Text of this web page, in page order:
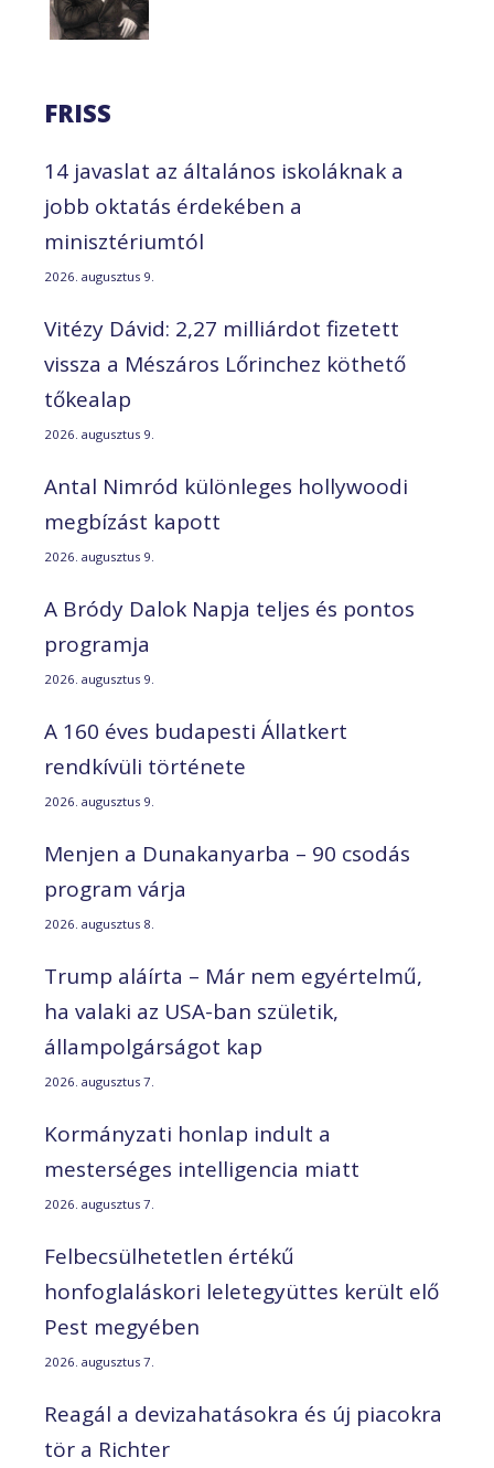
FRISS
14 javaslat az általános iskoláknak a
jobb oktatás érdekében a
minisztériumtól
2026. augusztus 9.
Vitézy Dávid: 2,27 milliárdot fizetett
vissza a Mészáros Lőrinchez köthető
tőkealap
2026. augusztus 9.
Antal Nimród különleges hollywoodi
megbízást kapott
2026. augusztus 9.
A Bródy Dalok Napja teljes és pontos
programja
2026. augusztus 9.
A 160 éves budapesti Állatkert
rendkívüli története
2026. augusztus 9.
Menjen a Dunakanyarba – 90 csodás
program várja
2026. augusztus 8.
Trump aláírta – Már nem egyértelmű,
ha valaki az USA-ban születik,
állampolgárságot kap
2026. augusztus 7.
Kormányzati honlap indult a
mesterséges intelligencia miatt
2026. augusztus 7.
Felbecsülhetetlen értékű
honfoglaláskori leletegyüttes került elő
Pest megyében
2026. augusztus 7.
Reagál a devizahatásokra és új piacokra
tör a Richter